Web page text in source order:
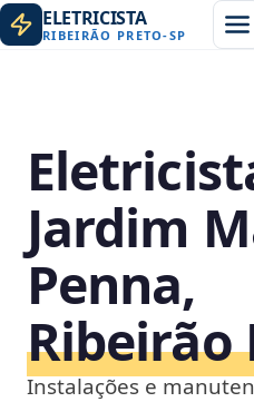
ELETRICISTA
RIBEIRÃO PRETO-SP
Jardim
Penna,
Ribeirão
Instalações e